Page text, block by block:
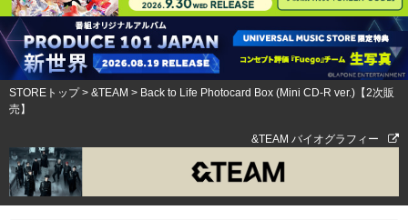
STOREトップ> &TEAM > Back to Life Photocard Box (Mini CD-R ver.)【2次販
売】
&TEAM バイオグラフィー